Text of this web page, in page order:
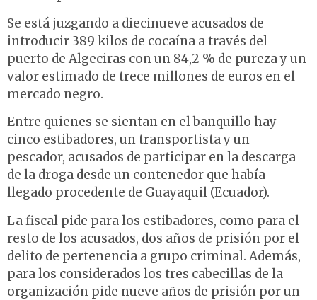
Se está juzgando a diecinueve acusados de
introducir 389 kilos de cocaína a través del
puerto de Algeciras con un 84,2 % de pureza y un
valor estimado de trece millones de euros en el
mercado negro.
Entre quienes se sientan en el banquillo hay
cinco estibadores, un transportista y un
pescador, acusados de participar en la descarga
de la droga desde un contenedor que había
llegado procedente de Guayaquil (Ecuador).
La fiscal pide para los estibadores, como para el
resto de los acusados, dos años de prisión por el
delito de pertenencia a grupo criminal. Además,
para los considerados los tres cabecillas de la
organización pide nueve años de prisión por un